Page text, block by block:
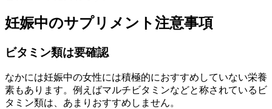
妊娠中のサプリメント注意事項
ビタミン類は要確認
なかには妊娠中の女性には積極的におすすめしていない栄養
素もあります。例えばマルチビタミンなどと称されているビ
タミン類は、あまりおすすめしません。